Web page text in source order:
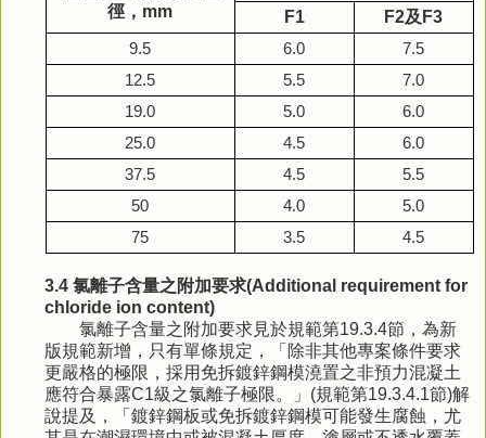
徑， mm
F1
F2及 F3
9.5 6.0
7.5
12.5
5.5
7.0
19.0
5.0
6.0
25.0
4.5
6.0
37.5
4.5
5.5
50
4.0
5.0
75
3.5 4.5
3.4 氯離子含量之附加要求(Additional requirement for
chloride ion content)
氯離子含量之附加要求見於規範第19.3.4節，為新
版規範新增，只有單條規定，「除非其他專案條件要求
更嚴格的極限，採用免拆鍍鋅鋼模澆置之非預力混凝土
應符合暴露C1級之氯離子極限。」(規範第19.3.4.1節)解
說提及，「鍍鋅鋼板或免拆鍍鋅鋼模可能發生腐蝕，尤